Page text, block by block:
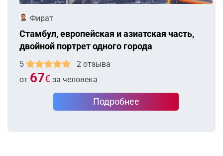
Фират
Стамбул, европейская и азиатская часть,
двойной портрет одного города
2 отзыва
от 67€ за человека
Подробнее